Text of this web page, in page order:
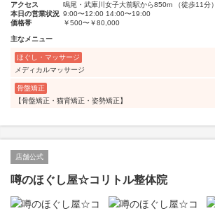
アクセス
鳴尾・武庫川女子大前駅から850m （徒歩11分）
本日の営業状況 9:00〜12:00 14:00〜19:00
価格帯
￥500〜￥80,000
主なメニュー
ほぐし・マッサージ
メディカルマッサージ
骨盤矯正
【骨盤矯正・猫背矯正・姿勢矯正】
店舗公式
噂のほぐし屋☆コリトル整体院